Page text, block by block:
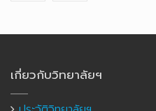
เกี่ยวกับวิทยาลัยฯ